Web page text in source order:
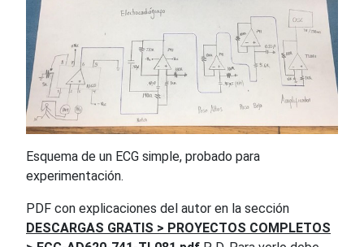
Esquema de un ECG simple, probado para
experimentación.
PDF con explicaciones del autor en la sección
DESCARGAS GRATIS > PROYECTOS COMPLETOS